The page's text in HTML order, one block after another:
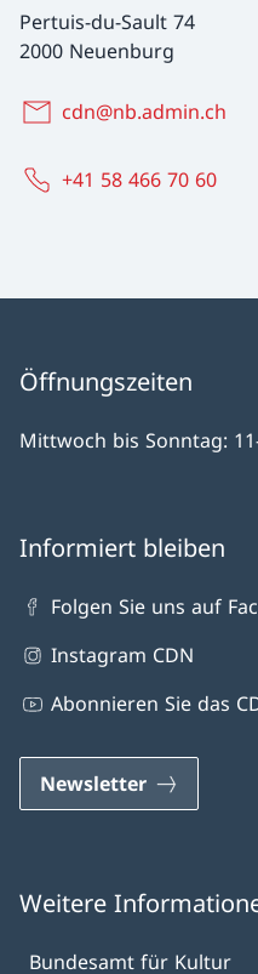
Pertuis-du-Sault 74
2000 Neuenburg
cdn@nb.admin.ch
+41 58 466 70 60
Öffnungszeiten
Mittwoch bis Sonntag:
Informiert bleiben
Folgen Sie uns auf
Instagram CDN
Abonnieren Sie das
Newsletter
Weitere
Bundesamt für Kultur